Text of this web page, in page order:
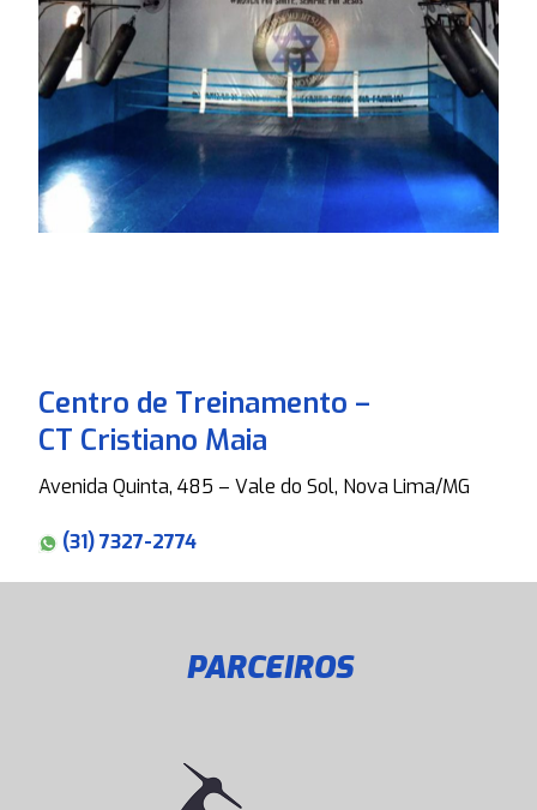
Centro de Treinamento –
CT Cristiano Maia
Avenida Quinta, 485 – Vale do Sol, Nova Lima/MG
(31) 7327-2774
PARCEIROS